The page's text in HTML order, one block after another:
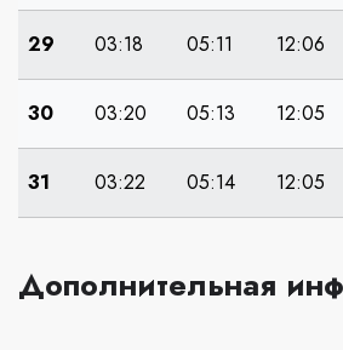
29 03:18 05:11 12:06
30 03:20 05:13 12:05
31 03:22 05:14 12:05
Дополнительная